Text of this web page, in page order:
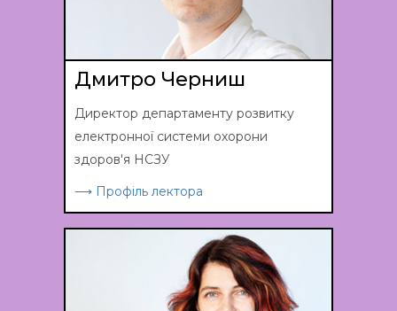
Дмитро Черниш
Директор департаменту розвитку
електронної системи охорони
здоров'я НСЗУ
⟶ Профіль лектора